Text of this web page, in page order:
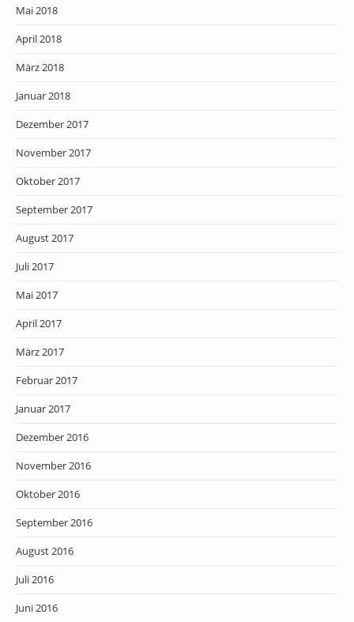
Mai 2018
April 2018
März 2018
Januar 2018
Dezember 2017
November 2017
Oktober 2017
September 2017
August 2017
Juli 2017
Mai 2017
April 2017
März 2017
Februar 2017
Januar 2017
Dezember 2016
November 2016
Oktober 2016
September 2016
August 2016
Juli 2016
Juni 2016